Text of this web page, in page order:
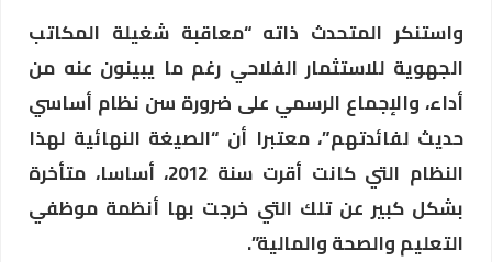
واستنكر المتحدث ذاته “معاقبة شغيلة المكاتب
الجهوية للاستثمار الفلاحي رغم ما يبينون عنه من
أداء، والإجماع الرسمي على ضرورة سن نظام أساسي
حديث لفائدتهم”، معتبرا أن “الصيغة النهائية لهذا
النظام التي كانت أقرت سنة 2012، أساسا، متأخرة
بشكل كبير عن تلك التي خرجت بها أنظمة موظفي
التعليم والصحة والمالية”.